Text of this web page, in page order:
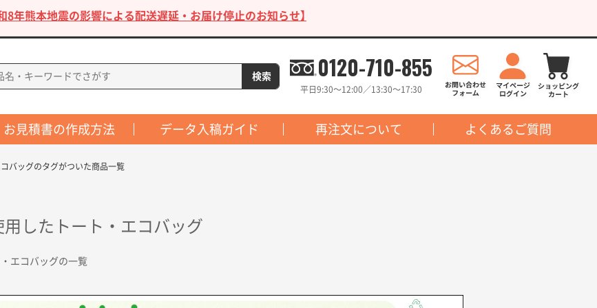
和8年熊本地震の影響による配送遅延・お届け停止のお知らせ】
0120-710-855
平日9:30〜12:00／13:30〜17:30
お見積書の作成方法 データ入稿ガイド 再注文について よくあるご質問
バッグのタグがついた商品一覧
したトート・エコバッグ
エコバッグの一覧